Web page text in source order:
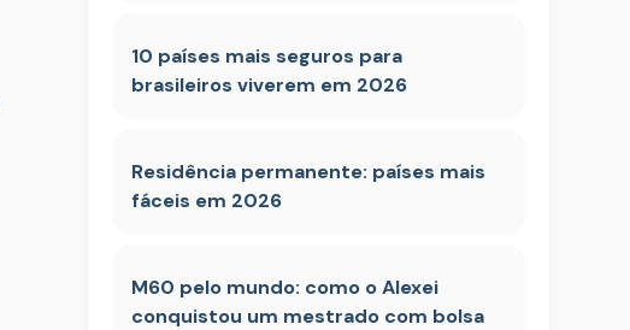
10 países mais seguros para
brasileiros viverem em 2026
Residência permanente: países mais
fáceis em 2026
M60 pelo mundo: como o Alexei
conquistou um mestrado com bolsa